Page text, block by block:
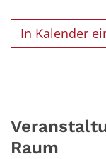
In Kalender
Raum